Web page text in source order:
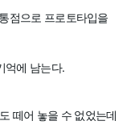
점으로 프로토타입을
억에 남는다.
떼어 놓을 수 없었는데